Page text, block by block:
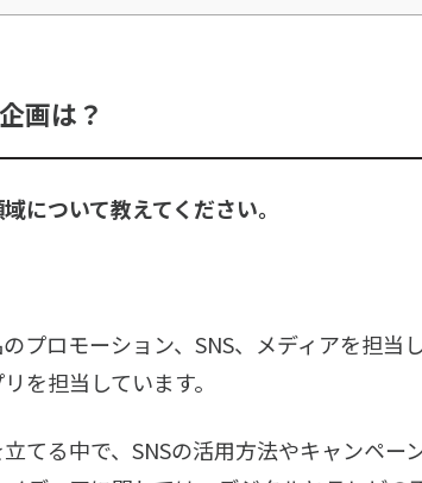
画は？
ついて教えてください。
プロモーション、SNS、メディアを担当
を担当しています。
てる中で、SNSの活用方法やキャンペー